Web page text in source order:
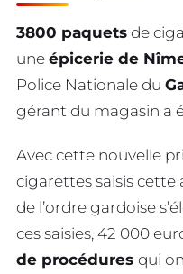
3800 paquets de
une épicerie de
Police Nationale du
gérant du magasin a
Avec cette nouvelle
cigarettes saisis cette
de l’ordre gardoise
ces saisies, 42 000
de procédures qui